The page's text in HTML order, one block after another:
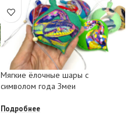
Мягкие ёлочные шары с
символом года Змеи
Подробнее